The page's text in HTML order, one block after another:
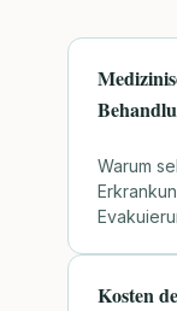
Warum
Kosten